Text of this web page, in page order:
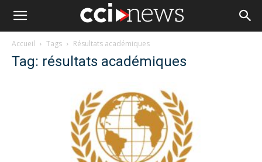
Accueil Tags Résultats académiques
Tag: résultats académiques